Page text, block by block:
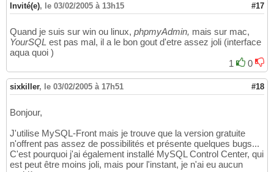
Invité(e), le 03/02/2005 à 13h15 #17
Quand je suis sur win ou linux, phpmyAdmin, mais sur mac,
YourSQL est pas mal, il a le bon gout d'etre assez joli (interface
aqua quoi )
1
0
sixkiller, le 03/02/2005 à 17h51 #18
Bonjour,
J'utilise MySQL-Front mais je trouve que la version gratuite
n'offrent pas assez de possibilités et présente quelques bugs...
C'est pourquoi j'ai également installé MySQL Control Center, qui
est peut être moins joli, mais pour l'instant, je n'ai eu aucun